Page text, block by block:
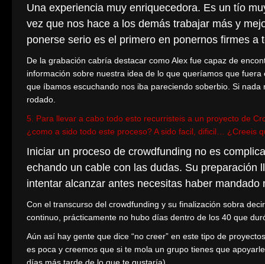
Una experiencia muy enriquecedora. Es un tío
vez que nos hace a los demás trabajar más y
ponerse serio es el primero en ponernos firmes a
De la grabación cabría destacar como Alex fue capaz de
información sobre nuestra idea de lo que queríamos que
que íbamos escuchando nos iba pareciendo soberbio. Si
rodado.
5. Para llevar a cabo todo esto recurristeis a un proyecto de
¿como a sido todo este proceso? A sido facil, dificil… ¿Creeis
Iniciar un proceso de crowdfunding no es
echando un cable con las dudas. Su preparación
intentar alcanzar antes necesitas haber
Con el transcurso del crowdfunding y su finalización sobra
continuo, prácticamente no hubo días dentro de los 40 que
Aún así hay gente que dice “no creer” en este tipo de
es poca y creemos que si te mola un grupo tienes que